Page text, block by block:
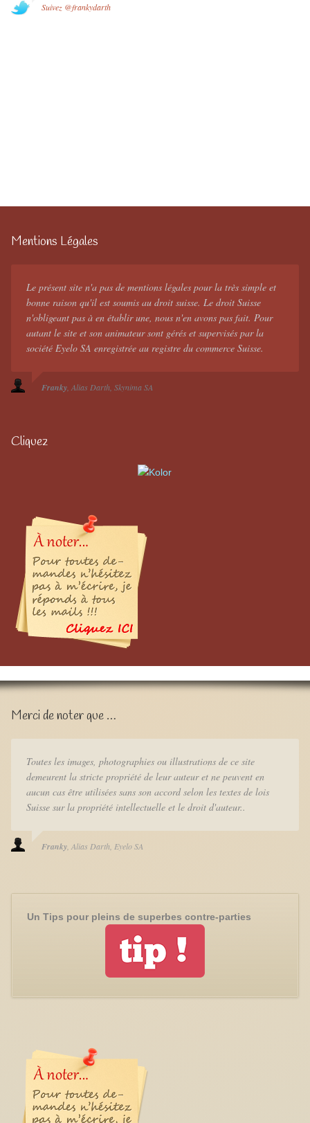
Suivez @frankydarth
Mentions Légales
Le présent site n'a pas de mentions légales pour la très simple et
bonne raison qu'il est soumis au droit suisse. Le droit Suisse
n'obligeant pas à en établir une, nous n'en avons pas fait. Pour
autant le site et son animateur sont gérés et supervisés par la
société Eyelo SA enregistrée au registre du commerce Suisse.
Franky Alias Darth Skynima SA
Cliquez
Merci de noter que …
Toutes les images, photographies ou illustrations de ce site
demeurent la stricte propriété de leur auteur et ne peuvent en
aucun cas être utilisées sans son accord selon les textes de lois
Suisse sur la propriété intellectuelle et le droit d'auteur..
Franky Alias Darth Eyelo SA
Un Tips pour pleins de superbes contre-parties